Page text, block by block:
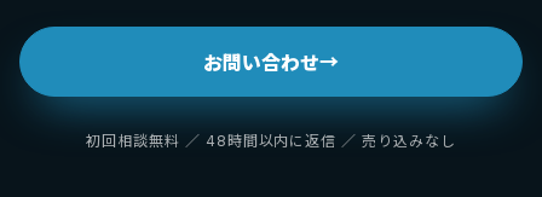
お問い合わせ→
初回相談無料 ／ 48時間以内に返信 ／ 売り込みなし